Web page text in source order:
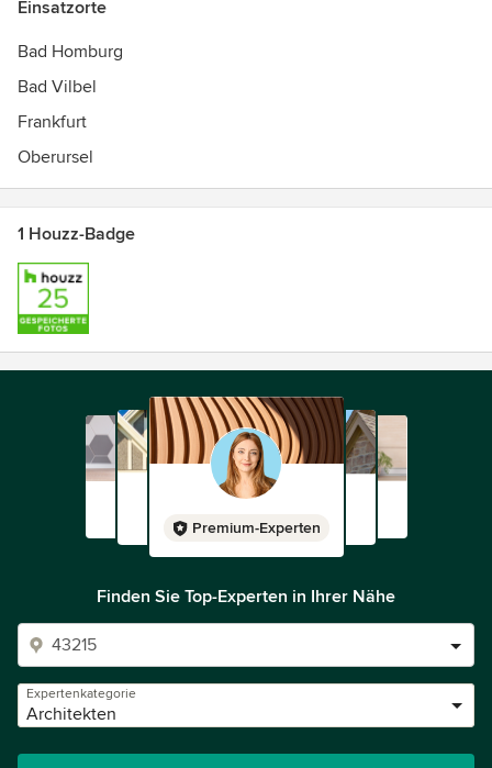
Einsatzorte
Bad Homburg
Bad Vilbel
Frankfurt
Oberursel
1 Houzz-Badge
Premium-Experten
Finden Sie Top-Experten in Ihrer Nähe
Expertenkategorie
Architekten